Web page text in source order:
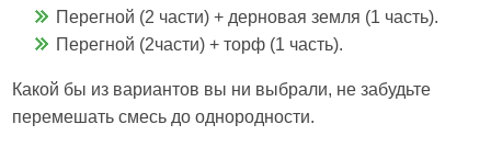
Перегной (2 части) + дерновая земля (1 часть).
Перегной (2части) + торф (1 часть).
Какой бы из вариантов вы ни выбрали, не забудьте
перемешать смесь до однородности.